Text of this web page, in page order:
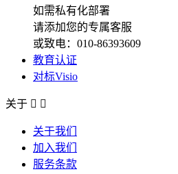
如需私有化部署
请添加您的专属客服
或致电：010-86393609
教育认证
对标Visio
关于  
关于我们
加入我们
服务条款